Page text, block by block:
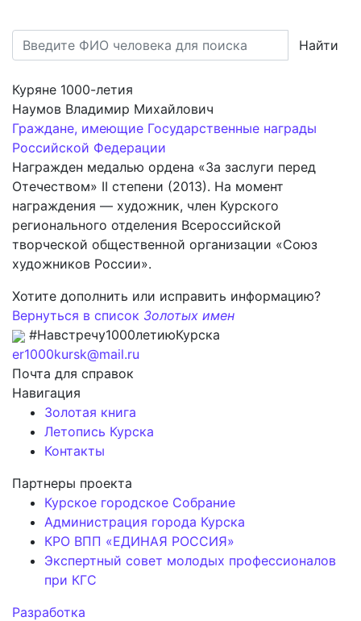
Найти
Куряне 1000-летия
Наумов Владимир Михайлович
Граждане, имеющие Государственные награды
Российской Федерации
Награжден медалью ордена «За заслуги перед
Отечеством» II степени (2013). На момент
награждения — художник, член Курского
регионального отделения Всероссийской
творческой общественной организации «Союз
художников России».
Хотите дополнить или исправить информацию?
Вернуться в список Золотых имен
#Навстречу1000летиюКурска
er1000kursk@mail.ru
Почта для справок
Навигация
Золотая книга
Летопись Курска
Контакты
Партнеры проекта
Курское городское Собрание
Администрация города Курска
КРО ВПП «ЕДИНАЯ РОССИЯ»
Экспертный совет молодых профессионалов
при КГС
Разработка